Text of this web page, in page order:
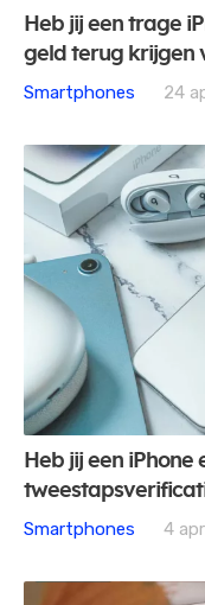
Heb jij een trage
geld terug krijgen
Smartphones
24
Heb jij een iPhone
Smartphones
4